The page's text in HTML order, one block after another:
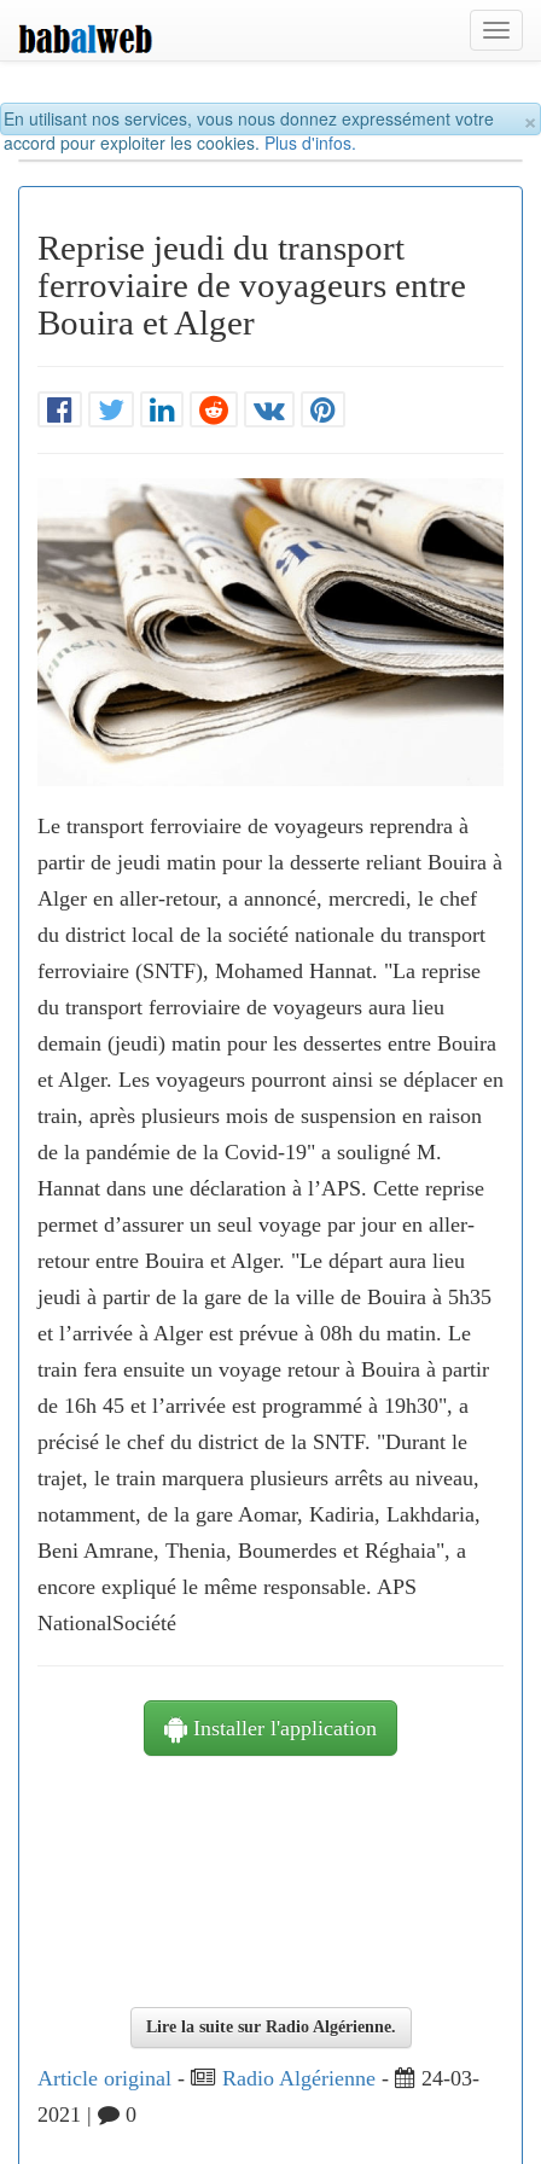
×
En utilisant nos services, vous nous donnez expressément votre
accord pour exploiter les cookies.Plus d'infos.
Reprise jeudi du transport
ferroviaire de voyageurs entre
Bouira et Alger
Le transport ferroviaire de voyageurs reprendra à
partir de jeudi matin pour la desserte reliant Bouira à
Alger en aller-retour, a annoncé, mercredi, le chef
du district local de la société nationale du transport
ferroviaire (SNTF), Mohamed Hannat. "La reprise
du transport ferroviaire de voyageurs aura lieu
demain (jeudi) matin pour les dessertes entre Bouira
et Alger. Les voyageurs pourront ainsi se déplacer en
train, après plusieurs mois de suspension en raison
de la pandémie de la Covid-19" a souligné M.
Hannat dans une déclaration à l’APS. Cette reprise
permet d’assurer un seul voyage par jour en aller-
retour entre Bouira et Alger. "Le départ aura lieu
jeudi à partir de la gare de la ville de Bouira à 5h35
et l’arrivée à Alger est prévue à 08h du matin. Le
train fera ensuite un voyage retour à Bouira à partir
de 16h 45 et l’arrivée est programmé à 19h30", a
précisé le chef du district de la SNTF. "Durant le
trajet, le train marquera plusieurs arrêts au niveau,
notamment, de la gare Aomar, Kadiria, Lakhdaria,
Beni Amrane, Thenia, Boumerdes et Réghaia", a
encore expliqué le même responsable. APS
NationalSociété
Installer l'application
Lire la suite sur Radio Algérienne.
Article original - Radio Algérienne -
24-03-
2021 |
0